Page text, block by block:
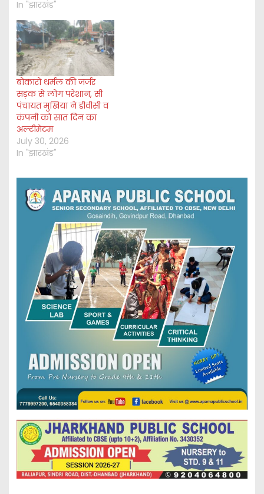
In "झारखंड"
बोकारो थर्मल की जर्जर
सड़क से लोग परेशान, सी
पंचायत मुखिया ने डीवीसी व
कंपनी को सात दिन का
अल्टीमेटम
July 30, 2026
In "झारखंड"